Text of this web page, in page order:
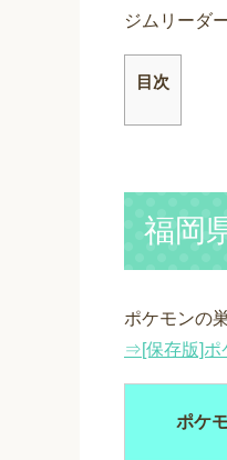
ジムリーダ
目次
福岡
ポケモンの
⇒[保存版]ポ
ポケ